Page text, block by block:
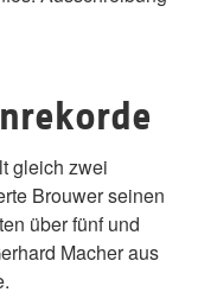
gleich zwei
Brouwer seinen
über fünf und
Macher aus